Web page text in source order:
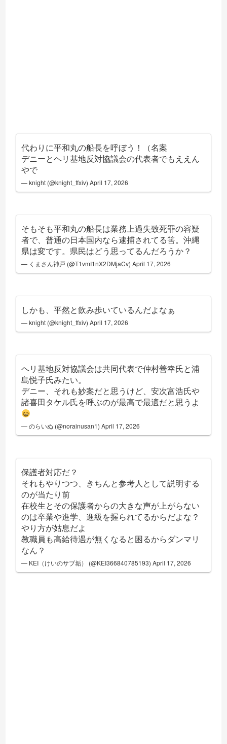
代わりに平和丸の船長を呼ぼう！（名案
デニーとヘリ基地反対協議会の代表者でもええん
やで
— knight (@knight_ffxiv)April 17, 2026
そもそも平和丸の船長は業務上過失致死罪の容疑
者で、普通の日本国内なら逮捕されてる筈。沖縄
県は変です。県民はどう思ってるんだろうか？
— くまさん神戸 (@T1vmI1nX2DMjaCv)April 17, 2026
しかも、平然と飲み歩いているんだよなぁ
— knight (@knight_ffxiv)April 17, 2026
ヘリ基地反対協議会は共同代表で仲村善幸氏と浦
島悦子氏みたい。
デニー、それも妙案だと思うけど、安次富浩氏や
諸喜田タケル氏を呼ぶのが最高で最適だと思うよ
— のらいぬ (@norainusan1)April 17, 2026
保護者対応だ？
それもやりつつ、きちんと参考人として説明する
のが当たり前
在校生とその保護者からの大きな声が上がらない
のは卒業や進学、進級を握られてるからだよな？
やり方が姑息だよ
教職員も高給待遇が無くなると困るからダンマリ
なん？
— KEI（けいのサブ垢） (@KEI366840785193)April 17, 2026